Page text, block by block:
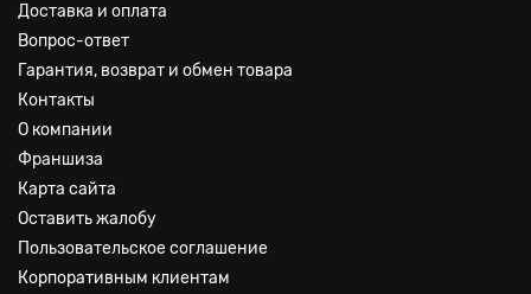
Доставка и оплата
Вопрос-ответ
Гарантия, возврат и обмен товара
Контакты
О компании
Франшиза
Карта сайта
Оставить жалобу
Пользовательское соглашение
Корпоративным клиентам